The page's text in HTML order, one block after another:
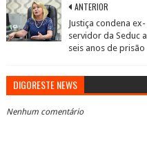
ANTERIOR
Justiça condena ex-
servidor da Seduc a
seis anos de prisão
DIGORESTE NEWS
Nenhum comentário